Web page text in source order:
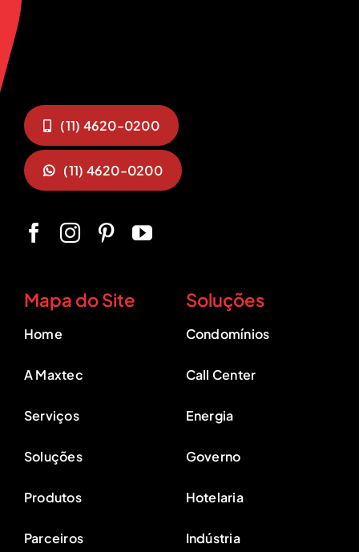
(11) 4620-0200
(11) 4620-0200
Mapa do Site
Home
A Maxtec
Serviços
Soluções
Produtos
Parceiros
Soluções
Condomínios
Call Center
Energia
Governo
Hotelaria
Indústria